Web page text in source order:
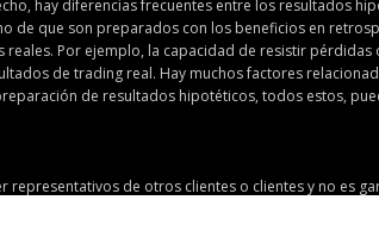
hay diferencias frecuentes entre los resultados
de que son preparados con los beneficios en
Por ejemplo, la capacidad de resistir
de trading real. Hay muchos factores
de resultados hipotéticos, todos estos,
de otros clientes o clientes y no es